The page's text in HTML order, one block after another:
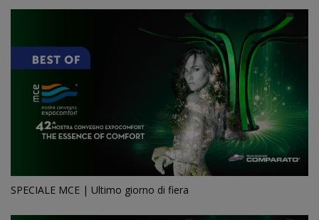
SPECIALE MCE | Ultimo giorno di fiera